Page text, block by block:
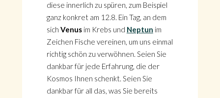
diese innerlich zu spüren, zum Beispiel
ganz konkret am 12.8. Ein Tag, an dem
sich Venusim Krebs und Neptun im
Zeichen Fische vereinen, um uns einmal
richtig schön zu verwöhnen. Seien Sie
dankbar für jede Erfahrung, die der
Kosmos Ihnen schenkt. Seien Sie
dankbar für all das, was Sie bereits